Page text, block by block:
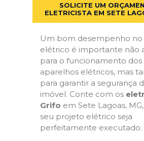
SOLICITE UM
ELETRICISTA EM SETE
Um bom desempenho no
elétrico é importante não
para o funcionamento dos
aparelhos elétricos, mas
para garantir a segurança
imóvel. Conte com os
Grifo em Sete Lagoas,
seu projeto elétrico seja
perfeitamente executado.